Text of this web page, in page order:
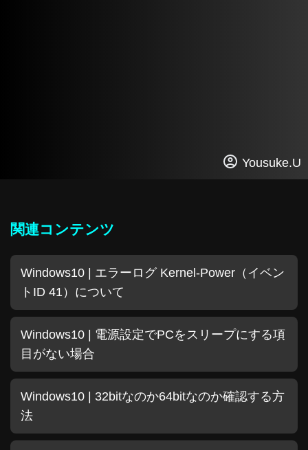
Yousuke.U
関連コンテンツ
Windows10 | エラーログ Kernel-Power（イベン
トID 41）について
Windows10 | 電源設定でPCをスリープにする項
目がない場合
Windows10 | 32bitなのか64bitなのか確認する方
法